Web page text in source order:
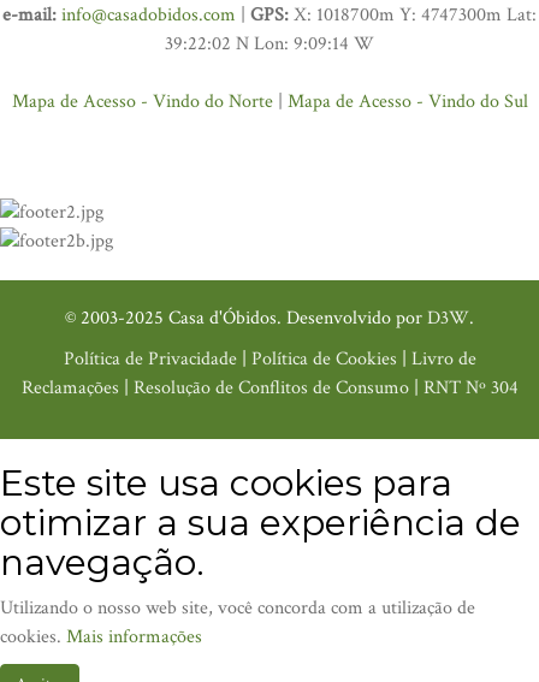
e-mail:info@casadobidos.com | GPS:X: 1018700m Y: 4747300m Lat:
39:22:02 N Lon: 9:09:14 W
Mapa de Acesso - Vindo do Norte| Mapa de Acesso - Vindo do Sul
© 2003-2025 Casa d'Óbidos. Desenvolvido porD3W.
Política de Privacidade| Política de Cookies | Livro de
Reclamações | Resolução de Conflitos de Consumo| RNT Nº 304
Este site usa cookies para
otimizar a sua experiência de
navegação.
Utilizando o nosso web site, você concorda com a utilização de
cookies. Mais informações